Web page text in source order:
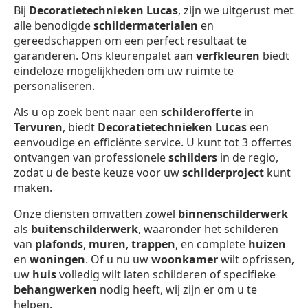
Bij Decoratietechnieken Lucas, zijn we uitgerust met
alle benodigdeschildermaterialen en
gereedschappen om een perfect resultaat te
garanderen. Ons kleurenpalet aan verfkleuren biedt
eindeloze mogelijkheden om uw ruimte te
personaliseren.
Als u op zoek bent naar een schilderofferte in
Tervuren, biedt Decoratietechnieken Lucas een
eenvoudige en efficiënte service. U kunt tot 3 offertes
ontvangen van professioneleschilders in de regio,
zodat u de beste keuze voor uwschilderproject kunt
maken.
Onze diensten omvatten zowel binnenschilderwerk
als buitenschilderwerk, waaronder het schilderen
van plafonds, muren, trappen, en complete huizen
en woningen. Of u nu uwwoonkamerwilt opfrissen,
uw huisvolledig wilt laten schilderen of specifieke
behangwerken nodig heeft, wij zijn er om u te
helpen.